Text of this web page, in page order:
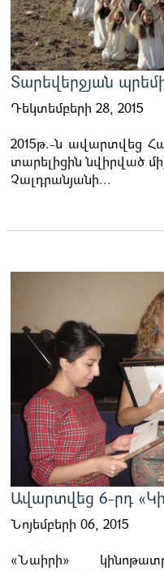
Տարեվերջյան
Դեկտեմբերի 28, 2015
2015թ.-ն ավարտվեց
տարելիցին նվիրված
Չալդրանյանի...
Ավարտվեց 6-րդ
Նոյեմբերի 06, 2015
«Նաիրի»